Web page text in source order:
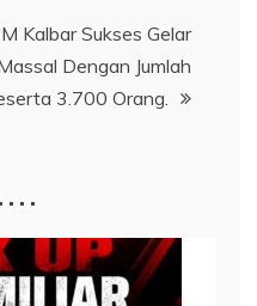
Kalbar Sukses Gelar
Dengan Jumlah
3.700 Orang.
. . .